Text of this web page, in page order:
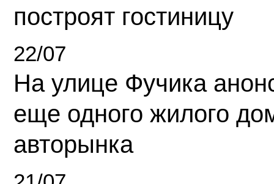
построят гостиницу
22/07
На улице Фучика
еще одного жилого
авторынка